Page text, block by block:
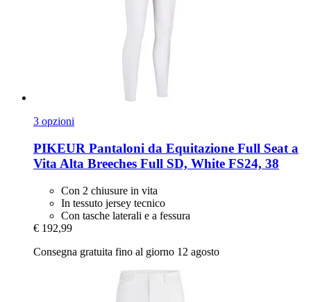
3 opzioni
PIKEUR Pantaloni da Equitazione Full Seat a
Vita Alta Breeches Full SD, White FS24, 38
Con 2 chiusure in vita
In tessuto jersey tecnico
Con tasche laterali e a fessura
€ 192,99
Consegna gratuita fino al giorno 12 agosto